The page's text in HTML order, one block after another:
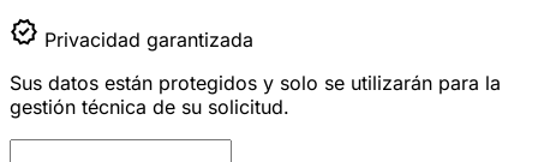
verified Privacidad garantizada
Sus datos están protegidos y solo se utilizarán para la
gestión técnica de su solicitud.